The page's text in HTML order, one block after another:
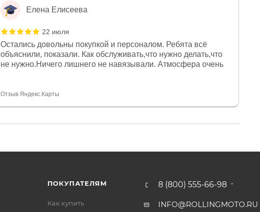
Елена Елисеева
22 июля
Остались довольны покупкой и персоналом. Ребята всё
объяснили, показали. Как обслуживать,что нужно делать,что
не нужно.Ничего лишнего не навязывали. Атмосфера очень
огромное спасибо Дмитрию, за клиентоориентированность и
Отзыв Яндекс.Карты
ПОКУПАТЕЛЯМ
Как купить
8 (800) 555-66-98
INFO@ROLLINGMOTO.RU